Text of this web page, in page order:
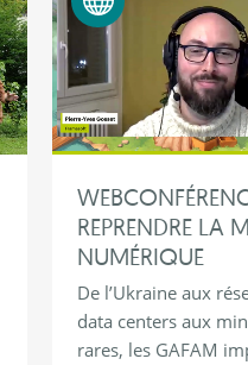
REPRENDRE LA
NUMÉRIQUE
De l’Ukraine aux
data centers aux
rares, les GAFAM